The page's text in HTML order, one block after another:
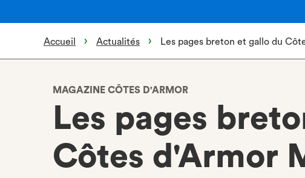
Accueil Actualités Les pages breton et gallo du
MAGAZINE CÔTES D'ARMOR
Les pages
Côtes d'Armor